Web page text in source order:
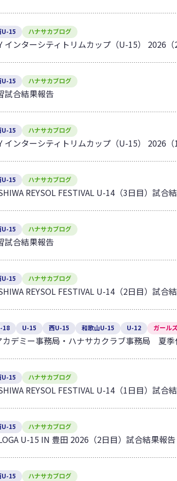
U-15 ハナサカブログ
インターシティトリムカップ（U-15） 2026
U-15 ハナサカブログ
試合結果報告
U-15 ハナサカブログ
インターシティトリムカップ（U-15） 2026
U-15 ハナサカブログ
REYSOL FESTIVAL U-14（3日目）試合
U-15 ハナサカブログ
試合結果報告
U-15 ハナサカブログ
REYSOL FESTIVAL U-14（2日目）試合
18 U-15 西U-15 和歌山U-15 U-12 ガール
カデミー事務局・ハナサカクラブ事務局 夏
U-15 ハナサカブログ
REYSOL FESTIVAL U-14（1日目）試合
U-15 ハナサカブログ
U-15 IN 豊田 2026（2日目）試合結果報告
U-15 ハナサカブログ